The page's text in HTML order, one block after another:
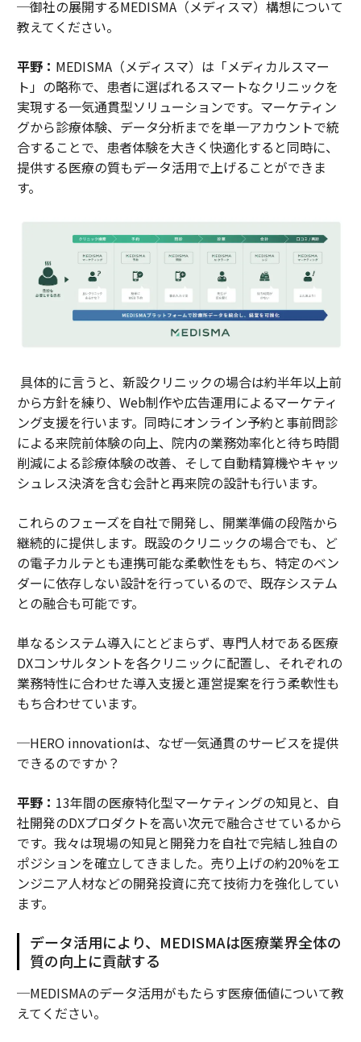
─御社の展開するMEDISMA（メディスマ）構想について
教えてください。
平野： MEDISMA（メディスマ）は「メディカルスマー
ト」の略称で、患者に選ばれるスマートなクリニックを
実現する一気通貫型ソリューションです。マーケティン
グから診療体験、データ分析までを単一アカウントで統
合することで、患者体験を大きく快適化すると同時に、
提供する医療の質もデータ活用で上げることができま
す。
具体的に言うと、新設クリニックの場合は約半年以上前
から方針を練り、Web制作や広告運用によるマーケティ
ング支援を行います。同時にオンライン予約と事前問診
による来院前体験の向上、院内の業務効率化と待ち時間
削減による診療体験の改善、そして自動精算機やキャッ
シュレス決済を含む会計と再来院の設計も行います。
これらのフェーズを自社で開発し、開業準備の段階から
継続的に提供します。既設のクリニックの場合でも、ど
の電子カルテとも連携可能な柔軟性をもち、特定のベン
ダーに依存しない設計を行っているので、既存システム
との融合も可能です。
単なるシステム導入にとどまらず、専門人材である医療
DXコンサルタントを各クリニックに配置し、それぞれの
業務特性に合わせた導入支援と運営提案を行う柔軟性も
もち合わせています。
─HERO innovationは、なぜ一気通貫のサービスを提供
できるのですか？
平野： 13年間の医療特化型マーケティングの知見と、自
社開発のDXプロダクトを高い次元で融合させているから
です。我々は現場の知見と開発力を自社で完結し独自の
ポジションを確立してきました。売り上げの約20%をエ
ンジニア人材などの開発投資に充て技術力を強化してい
ます。
データ活用により、MEDISMAは医療業界全体の
質の向上に貢献する
─MEDISMAのデータ活用がもたらす医療価値について教
えてください。